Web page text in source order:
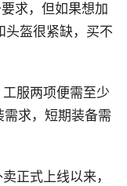
求，但如果想加
头盔很紧缺，买不
服两项便需至少
求，短期装备需
正式上线以来，